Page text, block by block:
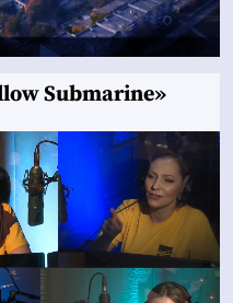
Submarine»